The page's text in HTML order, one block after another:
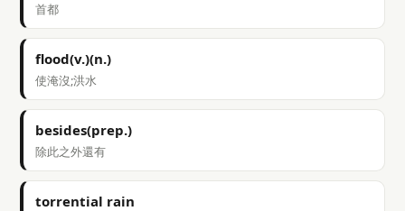
首都
flood(v.)(n.)
使淹沒;洪水
besides(prep.)
除此之外還有
torrential rain